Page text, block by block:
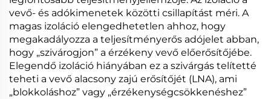
vevő- és adókimenetek közötti csillapítást méri. A
magas izoláció elengedhetetlen ahhoz, hogy
megakadályozza a teljesítményerős adójelet abban,
hogy „szivárogjon” a érzékeny vevő előerősítőjébe.
Elegendő izoláció hiányában ez a szivárgás telítetté
teheti a vevő alacsony zajú erősítőjét (LNA), ami
„blokkoláshoz” vagy „érzékenységcsökkenéshez”